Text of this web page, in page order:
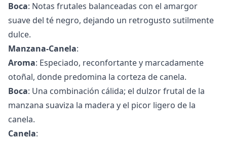
Boca: Notas frutales balanceadas con el amargor
suave del té negro, dejando un retrogusto sutilmente
dulce.
Manzana-Canela:
Aroma: Especiado, reconfortante y marcadamente
otoñal, donde predomina la corteza de canela.
Boca: Una combinación cálida; el dulzor frutal de la
manzana suaviza la madera y el picor ligero de la
canela.
Canela: